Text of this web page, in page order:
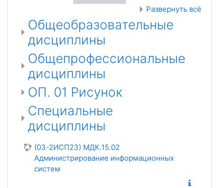
Развернуть всё
Общеобразовательные
дисциплины
Общепрофессиональные
дисциплины
ОП. 01 Рисунок
Специальные
дисциплины
(03-2ИСП23) МДК.15.02
Администрирование информационных
систем